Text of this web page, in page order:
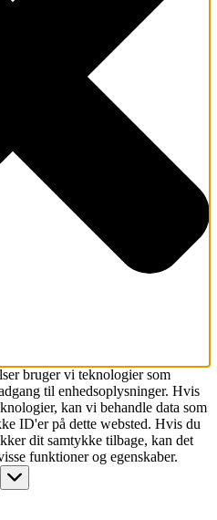
bruger vi teknologier som
til enhedsoplysninger. Hvis
kan vi behandle data som
ID'er på dette websted. Hvis du
dit samtykke tilbage, kan det
funktioner og egenskaber.